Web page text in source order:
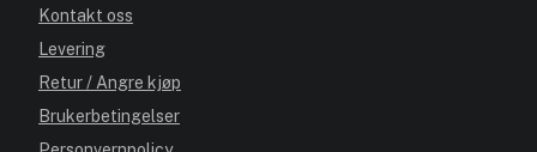
Kontakt oss
Levering
Retur / Angre kjøp
Brukerbetingelser